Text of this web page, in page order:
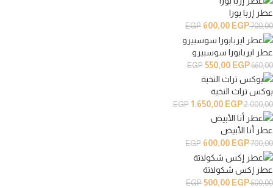
عطر إربا بورا
700,00
EGP 600,00 EGP
عطر ايربابورا سوسبيرو
660,00
EGP 550,00 EGP
بوكس تراث النخبة
2.000,00
EGP 1.650,00 EGP
عطر أنا الأبيض
700,00
EGP 600,00 EGP
عطر إكس شكولاتة
600,00
EGP 500,00 EGP